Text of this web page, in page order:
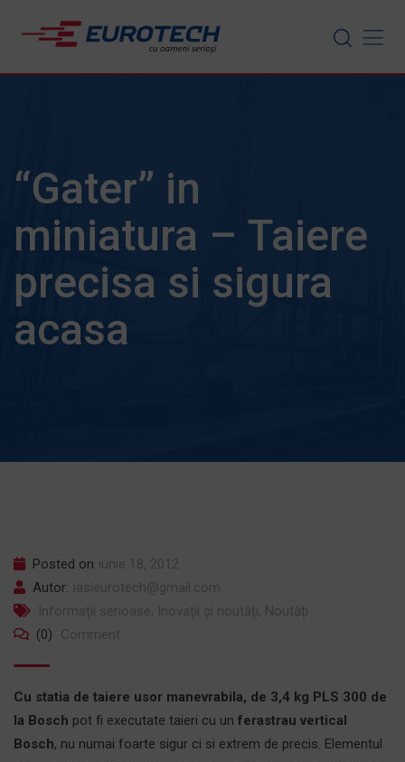
“Gater” in
miniatura – Taiere
precisa si sigura
acasa
Posted on
Autor:
(0)
Cu statia de taiere usor manevrabila, de 3,4 kg PLS 300 de
la Bosch pot fi executate taieri cu un ferastrau vertical
Bosch, nu numai foarte sigur ci si extrem de precis. Elementul